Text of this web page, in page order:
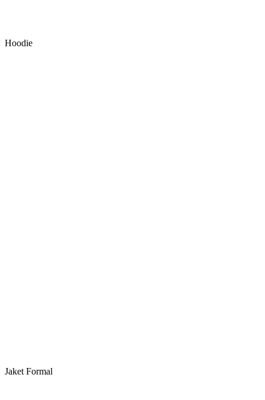
Hoodie
Jaket Formal